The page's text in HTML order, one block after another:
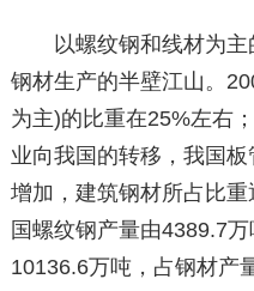
以螺纹钢和线材为主
钢材生产的半壁江山。
为主)的比重在25%左右
业向我国的转移，我国
增加，建筑钢材所占比
国螺纹钢产量由4389.7
10136.6万吨，占钢材产